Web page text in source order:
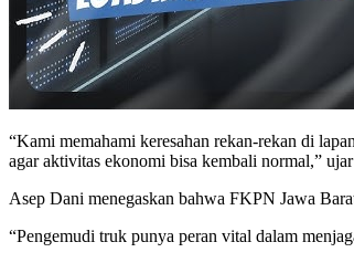
“Kami memahami keresahan rekan-rekan di
agar aktivitas ekonomi bisa kembali normal,”
Asep Dani menegaskan bahwa FKPN Jawa
“Pengemudi truk punya peran vital dalam